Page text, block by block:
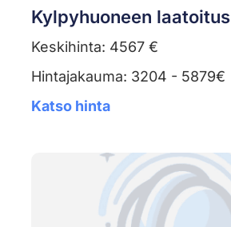
Kylpyhuoneen laatoitus
Keskihinta: 4567 €
Hintajakauma: 3204 - 5879€
Katso hinta